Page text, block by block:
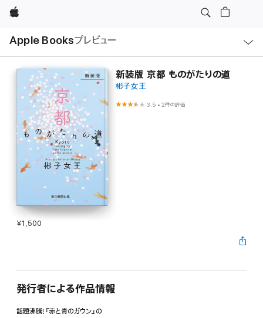
Apple
Apple Booksプレビュー
ル
新装版 京都 ものがたりの道
彬子女王
3.5 •2件の評価
¥1,500
発行者による作品情報
話題沸騰!『赤と青のガウン』の